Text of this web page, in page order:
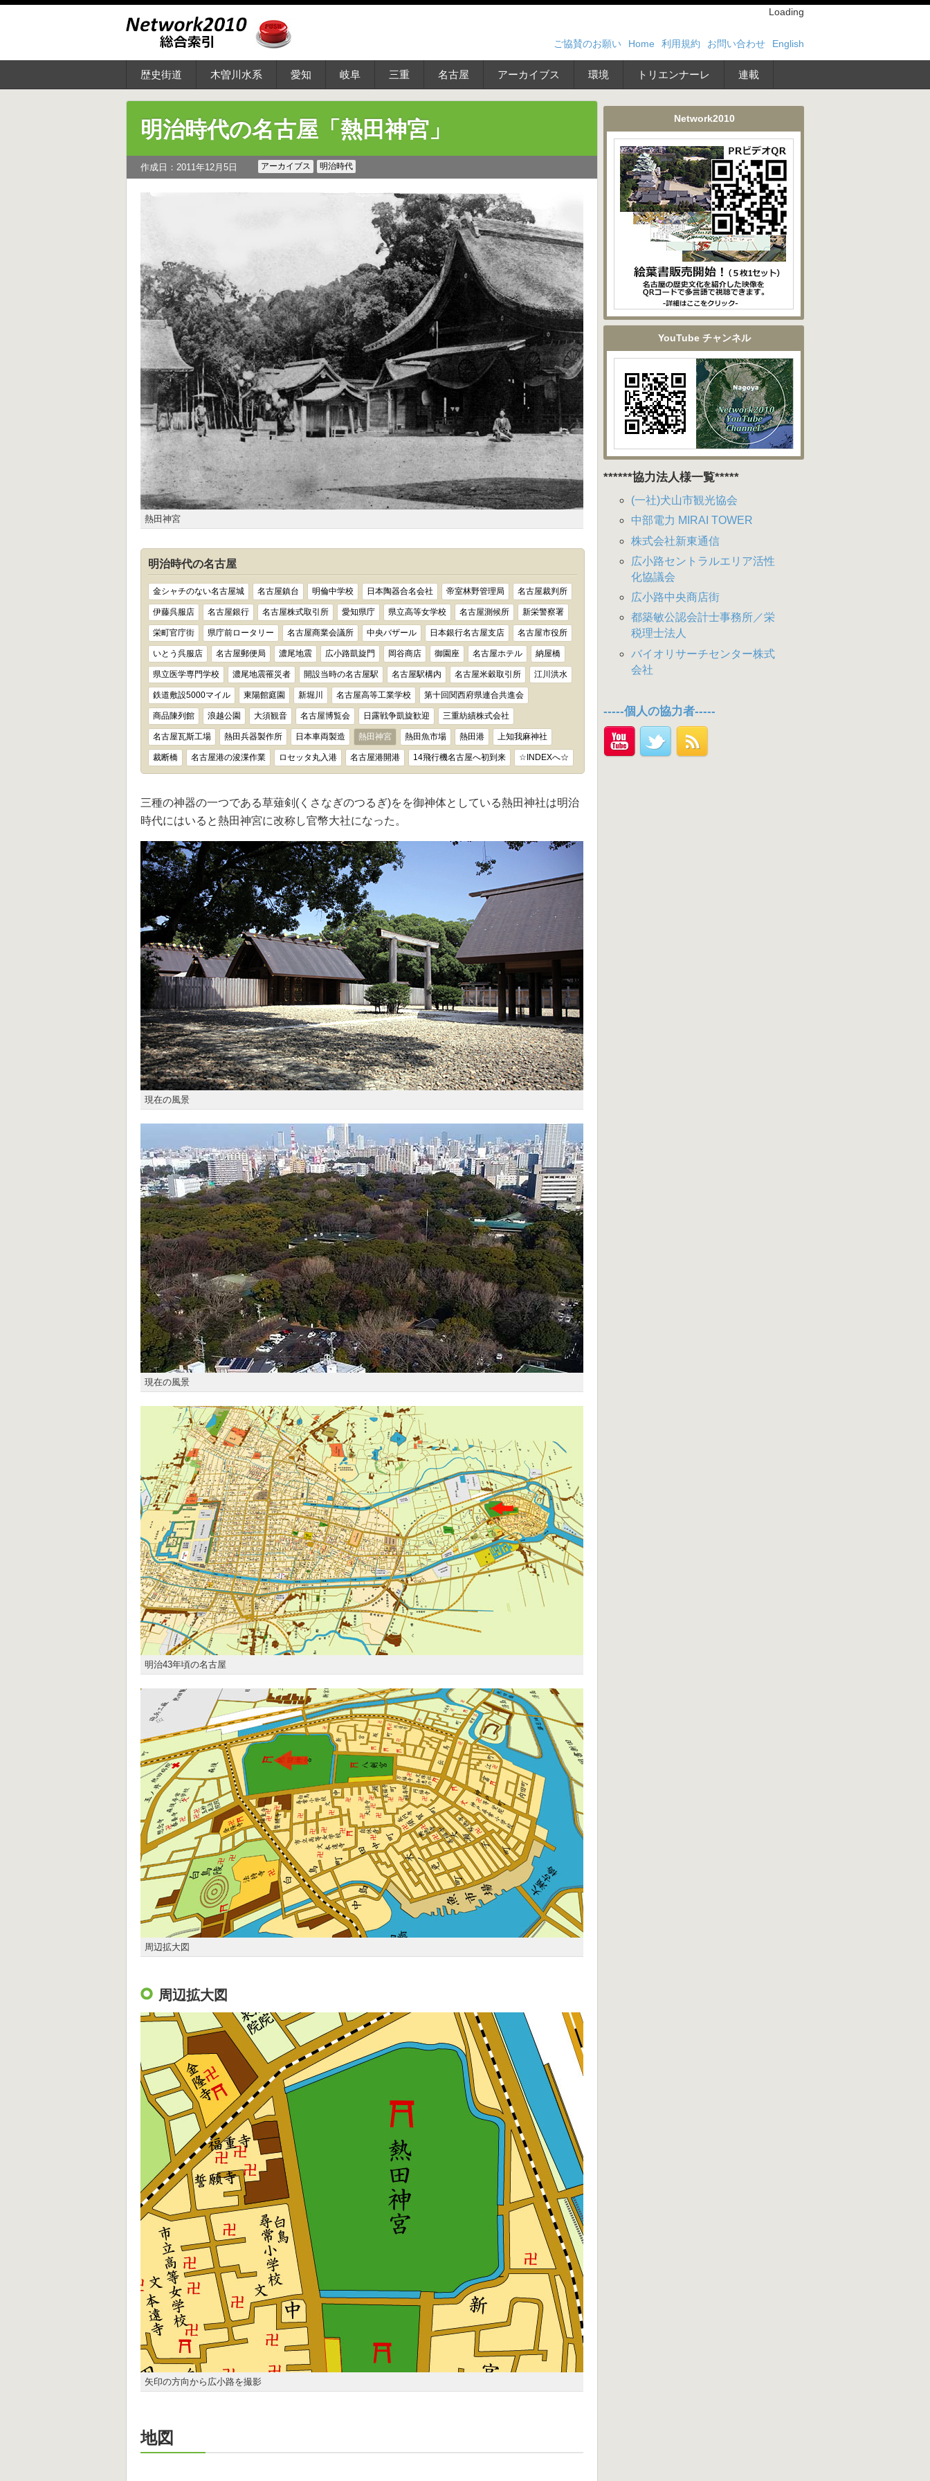
Loading
ご協賛のお願い Home 利用規約 お問い合わせ English
歴史街道 木曽川水系 愛知 岐阜 三重 名古屋 アーカイブス 環境 トリエンナーレ 連載
明治時代の名古屋「熱田神宮」
作成日：2011年12月5日 アーカイブス 明治時代
熱田神宮
明治時代の名古屋
金シャチのない名古屋城 名古屋鎮台 明倫中学校 日本陶器合名会社 帝室林野管理局 名古屋裁判所
伊藤呉服店 名古屋銀行 名古屋株式取引所 愛知県庁 県立高等女学校 名古屋測候所 新栄警察署
栄町官庁街 県庁前ロータリー 名古屋商業会議所 中央バザール 日本銀行名古屋支店 名古屋市役所
いとう呉服店 名古屋郵便局 濃尾地震 広小路凱旋門 岡谷商店 御園座 名古屋ホテル 納屋橋
県立医学専門学校 濃尾地震罹災者 開設当時の名古屋駅 名古屋駅構内 名古屋米穀取引所 江川洪水
鉄道敷設5000マイル 東陽館庭園 新堀川 名古屋高等工業学校 第十回関西府県連合共進会
商品陳列館 浪越公園 大須観音 名古屋博覧会 日露戦争凱旋歓迎 三重紡績株式会社
名古屋瓦斯工場 熱田兵器製作所 日本車両製造 熱田神宮 熱田魚市場 熱田港 上知我麻神社
裁断橋 名古屋港の浚渫作業 ロセッタ丸入港 名古屋港開港 14飛行機名古屋へ初到来 ☆INDEXへ☆
三種の神器の一つである草薙剣(くさなぎのつるぎ)をを御神体としている熱田神社は明治
時代にはいると熱田神宮に改称し官幣大社になった。
現在の風景
現在の風景
明治43年頃の名古屋
周辺拡大図
周辺拡大図
矢印の方向から広小路を撮影
地図
Network2010
YouTube チャンネル
******協力法人様一覧*****
(一社)犬山市観光協会
中部電力 MIRAI TOWER
株式会社新東通信
広小路セントラルエリア活性
化協議会
広小路中央商店街
都築敏公認会計士事務所／栄
税理士法人
バイオリサーチセンター株式
会社
-----個人の協力者-----